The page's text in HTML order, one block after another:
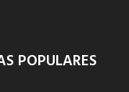
POPULARES